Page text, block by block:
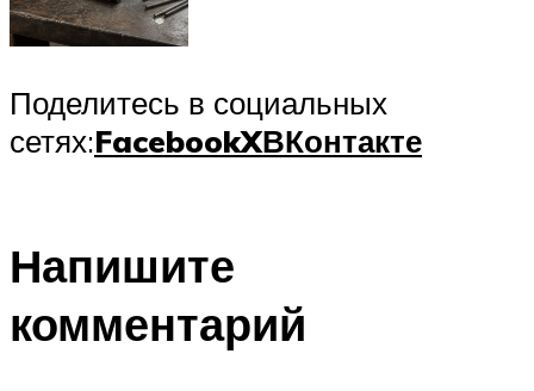
Поделитесь в социальных
сетях:FacebookXВКонтакте
Напишите
комментарий